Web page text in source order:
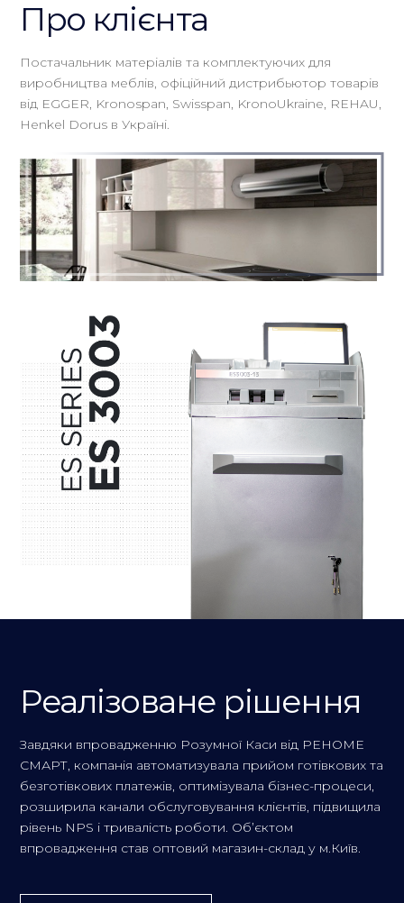
Про клієнта
Постачальник матеріалів та комплектуючих для
виробництва меблів, офіційний дистрибьютор товарів
від EGGER, Kronospan, Swisspan, KronoUkraine, REHAU,
Henkel Dorus в Україні.
Реалізоване рішення
Завдяки впровадженню Розумної Каси від РЕНОМЕ
СМАРТ, компанія автоматизувала прийом готівкових та
безготівкових платежів, оптимізувала бізнес-процеси,
розширила канали обслуговування клієнтів, підвищила
рівень NPS і тривалість роботи. Об’єктом
впровадження став оптовий магазин-склад у м.Київ.